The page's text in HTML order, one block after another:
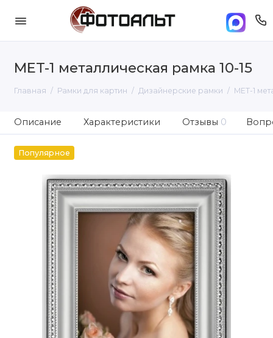
MET-1 металлическая рамка 10-15
Главная Рамки для картин Дизайнерские рамки MET-1
Описание Характеристики Отзывы 0
Популярное